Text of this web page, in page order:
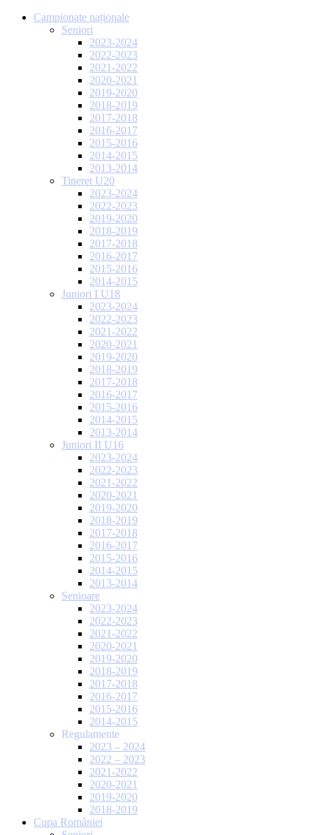
Campionate naționale
Seniori
2023-2024
2022-2023
2021-2022
2020-2021
2019-2020
2018-2019
2017-2018
2016-2017
2015-2016
2014-2015
2013-2014
Tineret U20
2023-2024
2022-2023
2019-2020
2018-2019
2017-2018
2016-2017
2015-2016
2014-2015
Juniori I U18
2023-2024
2022-2023
2021-2022
2020-2021
2019-2020
2018-2019
2017-2018
2016-2017
2015-2016
2014-2015
2013-2014
Juniori II U16
2023-2024
2022-2023
2021-2022
2020-2021
2019-2020
2018-2019
2017-2018
2016-2017
2015-2016
2014-2015
2013-2014
Senioare
2023-2024
2022-2023
2021-2022
2020-2021
2019-2020
2018-2019
2017-2018
2016-2017
2015-2016
2014-2015
Regulamente
2023 – 2024
2022 – 2023
2021-2022
2020-2021
2019-2020
2018-2019
Cupa României